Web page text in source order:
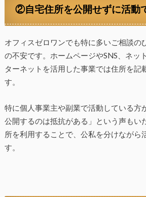
②自宅住所を公開せずに活動
オフィスゼロワンでも特に多いご相談の
の不安です。ホームページやSNS、ネッ
ターネットを活用した事業では住所を記
す。
特に個人事業主や副業で活動している方
公開するのは抵抗がある」という声もい
所を利用することで、公私を分けながら
す。